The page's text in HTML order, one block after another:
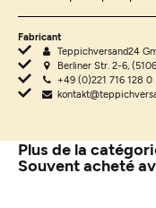
Fabricant
Teppichversand24
Berliner Str. 2-6,
+49 (0)221 716 128 0
Plus de la
Souvent acheté